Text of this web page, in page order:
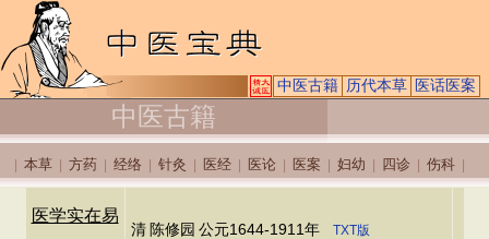
中医古籍 历代本草 医话医案
中医古籍
本草 方药 经络 针灸 医经 医论 医案 妇幼 四诊 伤科
医学实在易
清 陈修园 公元1644-1911年 TXT版